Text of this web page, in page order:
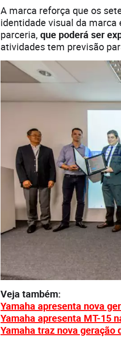
A marca reforça que os
identidade visual da
parceria, que poderá ser
atividades tem previsão
Veja também:
Yamaha apresenta nova
Yamaha apresenta MT-15
Yamaha traz nova geração